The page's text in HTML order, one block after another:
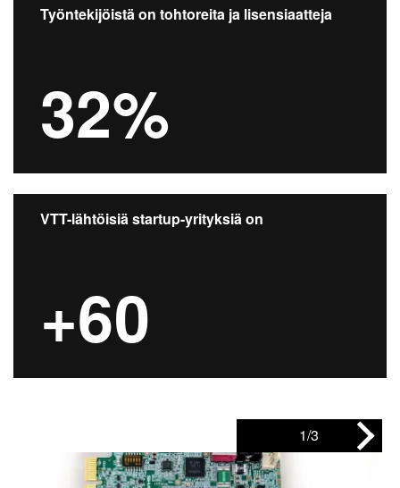
Työntekijöistä on tohtoreita ja lisensiaatteja
32%
VTT-lähtöisiä startup-yrityksiä on
+60
1/3